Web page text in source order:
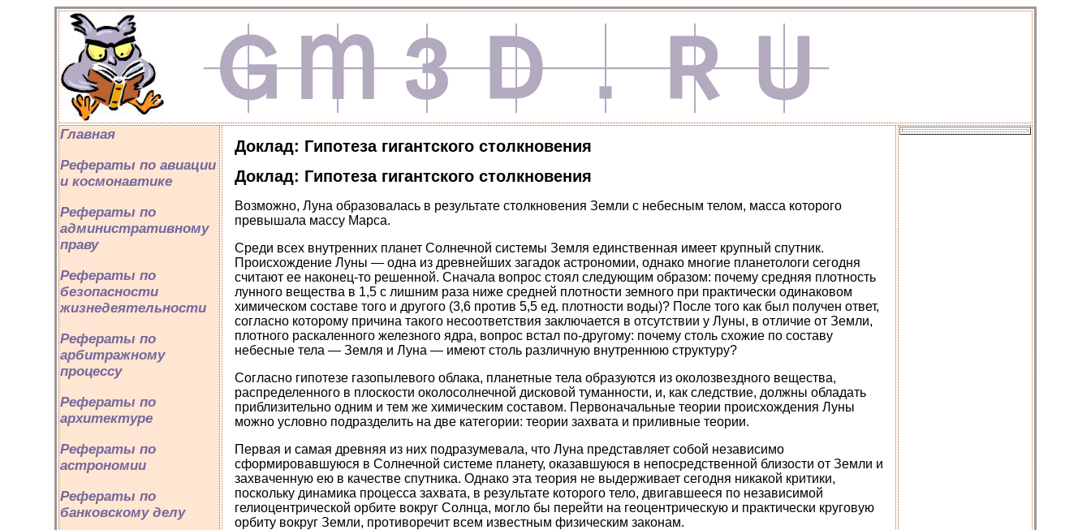
Главная
Рефераты по авиации
и космонавтике
Рефераты по
административному
праву
Рефераты по
безопасности
жизнедеятельности
Рефераты по
арбитражному
процессу
Рефераты по
архитектуре
Рефераты по
астрономии
Рефераты по
банковскому делу
Доклад: Гипотеза гигантского столкновения
Доклад: Гипотеза гигантского столкновения
Возможно, Луна образовалась в результате столкновения Земли с небесным телом, масса которого
превышала массу Марса.
Среди всех внутренних планет Солнечной системы Земля единственная имеет крупный спутник.
Происхождение Луны — одна из древнейших загадок астрономии, однако многие планетологи сегодня
считают ее наконец-то решенной. Сначала вопрос стоял следующим образом: почему средняя плотность
лунного вещества в 1,5 с лишним раза ниже средней плотности земного при практически одинаковом
химическом составе того и другого (3,6 против 5,5 ед. плотности воды)? После того как был получен ответ,
согласно которому причина такого несоответствия заключается в отсутствии у Луны, в отличие от Земли,
плотного раскаленного железного ядра, вопрос встал по-другому: почему столь схожие по составу
небесные тела — Земля и Луна — имеют столь различную внутреннюю структуру?
Согласно гипотезе газопылевого облака, планетные тела образуются из околозвездного вещества,
распределенного в плоскости околосолнечной дисковой туманности, и, как следствие, должны обладать
приблизительно одним и тем же химическим составом. Первоначальные теории происхождения Луны
можно условно подразделить на две категории: теории захвата и приливные теории.
Первая и самая древняя из них подразумевала, что Луна представляет собой независимо
сформировавшуюся в Солнечной системе планету, оказавшуюся в непосредственной близости от Земли и
захваченную ею в качестве спутника. Однако эта теория не выдерживает сегодня никакой критики,
поскольку динамика процесса захвата, в результате которого тело, двигавшееся по независимой
гелиоцентрической орбите вокруг Солнца, могло бы перейти на геоцентрическую и практически круговую
орбиту вокруг Земли, противоречит всем известным физическим законам.